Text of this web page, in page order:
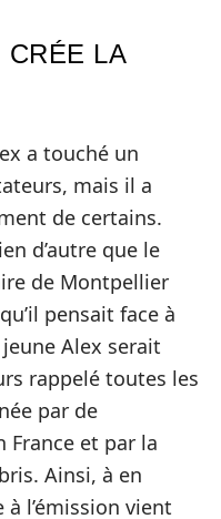
CRÉE LA
a touché un
mais il a
de certains.
d’autre que le
de Montpellier
pensait face à
Alex serait
rappelé toutes les
par de
et par la
Ainsi, à en
l’émission vient